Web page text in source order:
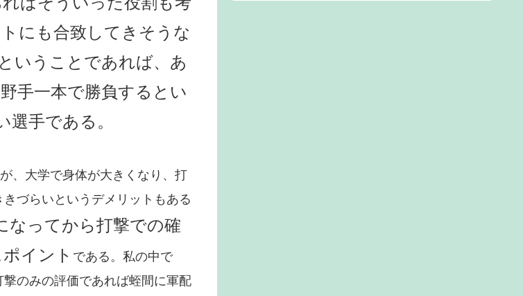
にも合致してきそうな
いうことであれば、あ
手一本で勝負するとい
手である。
、大学で身体が大きくなり、打
づらいというデメリットもある
なってから打撃での確
イント である。私の中で
のみの評価であれば蛭間に軍配